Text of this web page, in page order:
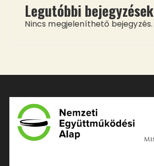
Legutóbbi bejegyzések
Nincs megjeleníthető bejegyzés.